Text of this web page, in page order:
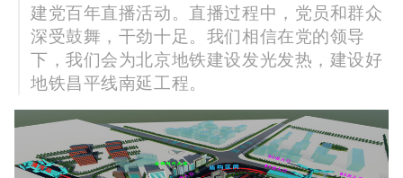
建党百年直播活动。直播过程中，党员和群众
深受鼓舞，干劲十足。我们相信在党的领导
下，我们会为北京地铁建设发光发热，建设好
地铁昌平线南延工程。